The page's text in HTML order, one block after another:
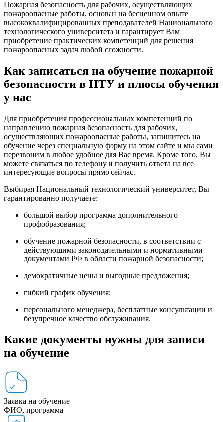
Пожарная безопасность для рабочих, осуществляющих
пожароопасные работы, основан на бесценном опыте
высококвалифицированных преподавателей Национального
технологического университета и гарантирует Вам
приобретение практических компетенций для решения
пожароопасных задач любой сложности.
Как записаться на обучение пожарной
безопасности в НТУ и плюсы обучения
у нас
Для приобретения профессиональных компетенций по
направлению пожарная безопасность для рабочих,
осуществляющих пожароопасные работы, запишитесь на
обучение через специальную форму на этом сайте и мы сами
перезвоним в любое удобное для Вас время. Кроме того, Вы
можете связаться по телефону и получить ответа на все
интересующие вопросы прямо сейчас.
Выбирая Национальный технологический университет, Вы
гарантированно получаете:
большой выбор программа дополнительного
профобразования;
обучение пожарной безопасности, в соответствии с
действующими законодательными и нормативными
документами РФ в области пожарной безопасности;
демократичные цены и выгодные предложения;
гибкий график обучения;
персонального менеджера, бесплатные консультации и
безупречное качество обслуживания.
Какие документы нужны для записи
на обучение
Заявка на обучение
ФИО, программа